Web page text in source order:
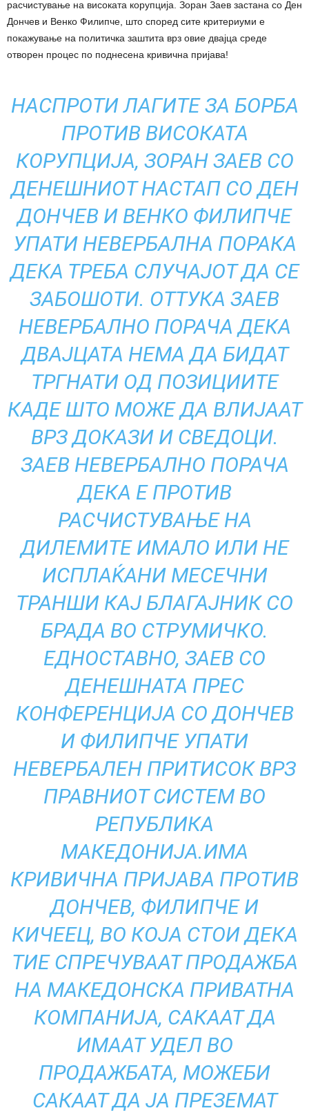
расчистување на високата корупција. Зоран Заев застана со Ден
Дончев и Венко Филипче, што според сите критериуми е
покажување на политичка заштита врз овие двајца среде
отворен процес по поднесена кривична пријава!
НАСПРОТИ ЛАГИТЕ ЗА БОРБА
ПРОТИВ ВИСОКАТА
КОРУПЦИЈА, ЗОРАН ЗАЕВ СО
ДЕНЕШНИОТ НАСТАП СО ДЕН
ДОНЧЕВ И ВЕНКО ФИЛИПЧЕ
УПАТИ НЕВЕРБАЛНА ПОРАКА
ДЕКА ТРЕБА СЛУЧАЈОТ ДА СЕ
ЗАБОШОТИ. ОТТУКА ЗАЕВ
НЕВЕРБАЛНО ПОРАЧА ДЕКА
ДВАЈЦАТА НЕМА ДА БИДАТ
ТРГНАТИ ОД ПОЗИЦИИТЕ
КАДЕ ШТО МОЖЕ ДА ВЛИЈААТ
ВРЗ ДОКАЗИ И СВЕДОЦИ.
ЗАЕВ НЕВЕРБАЛНО ПОРАЧА
ДЕКА Е ПРОТИВ
РАСЧИСТУВАЊЕ НА
ДИЛЕМИТЕ ИМАЛО ИЛИ НЕ
ИСПЛАЌАНИ МЕСЕЧНИ
ТРАНШИ КАЈ БЛАГАЈНИК СО
БРАДА ВО СТРУМИЧКО.
ЕДНОСТАВНО, ЗАЕВ СО
ДЕНЕШНАТА ПРЕС
КОНФЕРЕНЦИЈА СО ДОНЧЕВ
И ФИЛИПЧЕ УПАТИ
НЕВЕРБАЛЕН ПРИТИСОК ВРЗ
ПРАВНИОТ СИСТЕМ ВО
РЕПУБЛИКА
МАКЕДОНИЈА.ИМА
КРИВИЧНА ПРИЈАВА ПРОТИВ
ДОНЧЕВ, ФИЛИПЧЕ И
КИЧЕЕЦ, ВО КОЈА СТОИ ДЕКА
ТИЕ СПРЕЧУВААТ ПРОДАЖБА
НА МАКЕДОНСКА ПРИВАТНА
КОМПАНИЈА, САКААТ ДА
ИМААТ УДЕЛ ВО
ПРОДАЖБАТА, МОЖЕБИ
САКААТ ДА ЈА ПРЕЗЕМАТ